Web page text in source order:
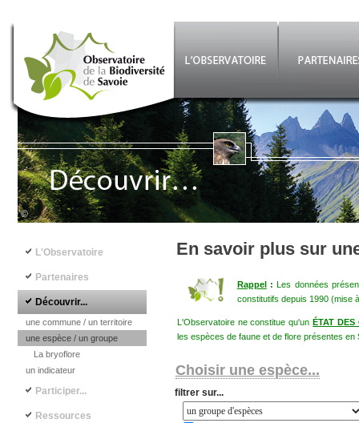
Aller au contenu principal
©
En savoir plus sur
Rappel:Les données
constitutifs depuis 1990 (mise
L'Observatoire ne constitue qu'unÉTAT DES
les espèces de faune et de flore présentes en
Choisir une espèce...
filtrer sur...
Navigation principale
L'Observatoire
Partenaires
Découvrir...
une commune / un territoire
une espèce / un groupe
La bryoflore
un indicateur
Participer...
Ressources